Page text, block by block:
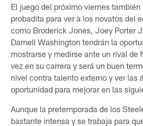
El juego del próximo viernes también
probadita para ver a los novatos del
como Broderick Jones, Joey Porter
Darnell Washington tendrán la
mostrarse y medirse ante un rival de
vez en su carrera y será un buen
nivel contra talento externo y ver las
oportunidad para mejorar en las
Aunque la pretemporada de los
bastante intensa y se trabaja para